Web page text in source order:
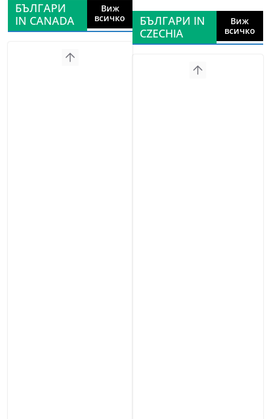
БЪЛГАРИ
IN CANADA
Виж
всичко
БЪЛГАРИ IN
CZECHIA
Виж
всичко